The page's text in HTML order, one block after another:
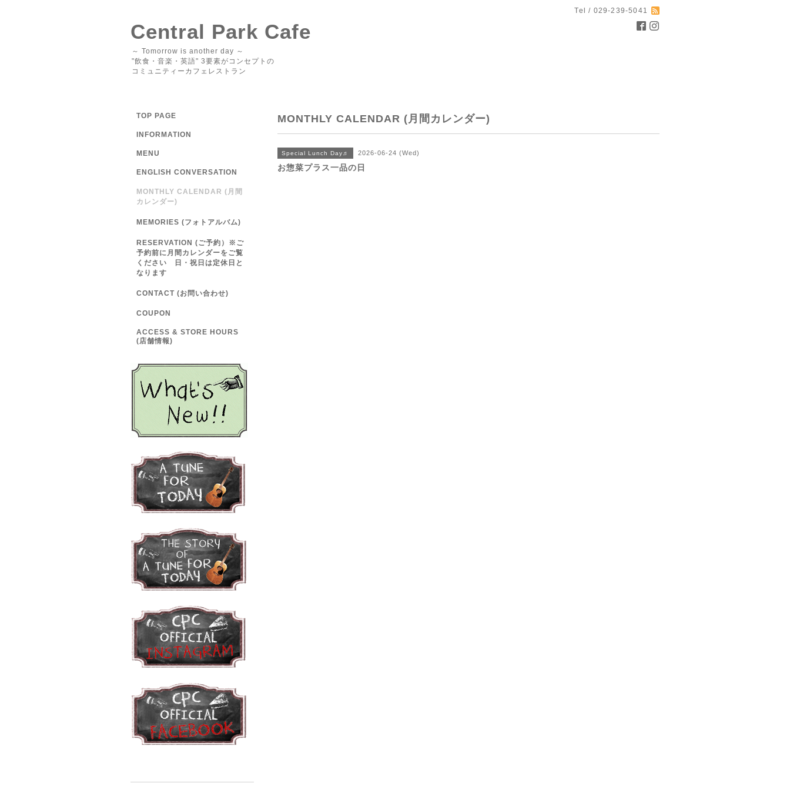
Tel / 029-239-5041
Central Park Cafe
～ Tomorrow is another day ～
"飲食・音楽・英語" 3要素がコンセプトの
コミュニティーカフェレストラン
MONTHLY CALENDAR (月間カレンダー)
Special Lunch Day♬ 2026-06-24 (Wed)
お惣菜プラス一品の日
TOP PAGE
INFORMATION
MENU
ENGLISH CONVERSATION
MONTHLY CALENDAR (月間
カレンダー)
MEMORIES (フォトアルバム)
RESERVATION (ご予約）※ご
予約前に月間カレンダーをご覧
ください 日・祝日は定休日と
なります
CONTACT (お問い合わせ)
COUPON
ACCESS & STORE HOURS
(店舗情報)